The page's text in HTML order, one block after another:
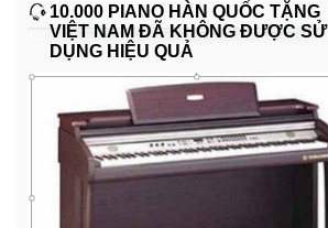
10.000 PIANO HÀN QUỐC TẶNG
VIỆT NAM ĐÃ KHÔNG ĐƯỢC SỬ
DỤNG HIỆU QUẢ